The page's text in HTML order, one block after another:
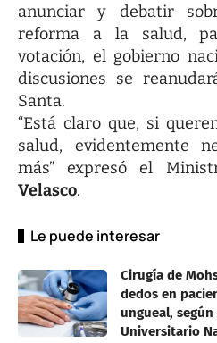
anunciar y debatir
reforma a la salud,
votación, el gobierno
discusiones se
Santa.
“Está claro que, si
salud, evidentemente
más” expresó el
Velasco.
Le puede interesar
Cirugía de
dedos en
ungueal,
Universitario